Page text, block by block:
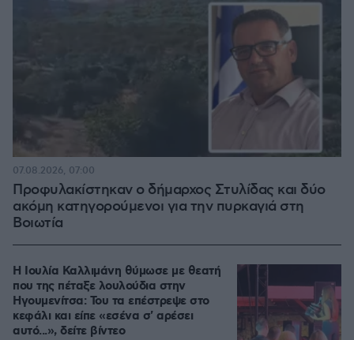
Προφυλακίστηκαν ο δήμαρχος Στυλίδας και δύο
ακόμη κατηγορούμενοι για την πυρκαγιά στη
Βοιωτία
07.08.2026, 07:00
Η Ιουλία Καλλιμάνη θύμωσε με θεατή
που της πέταξε λουλούδια στην
Ηγουμενίτσα: Του τα επέστρεψε στο
κεφάλι και είπε «εσένα σ' αρέσει
αυτό...», δείτε βίντεο